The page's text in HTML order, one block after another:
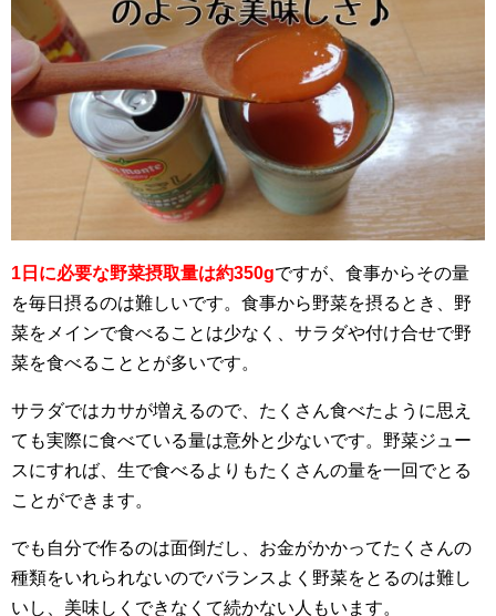
1日に必要な野菜摂取量は約350gですが、食事からその量
を毎日摂るのは難しいです。食事から野菜を摂るとき、野
菜をメインで食べることは少なく、サラダや付け合せで野
菜を食べることとが多いです。
サラダではカサが増えるので、たくさん食べたように思え
ても実際に食べている量は意外と少ないです。野菜ジュー
スにすれば、生で食べるよりもたくさんの量を一回でとる
ことができます。
でも自分で作るのは面倒だし、お金がかかってたくさんの
種類をいれられないのでバランスよく野菜をとるのは難し
いし、美味しくできなくて続かない人もいます。